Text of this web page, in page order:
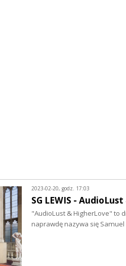
2023-02-20, godz. 17:03
SG LEWIS -
"AudioLust & HigherLove" to
naprawdę nazywa się